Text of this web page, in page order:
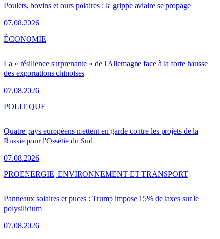
Poulets, bovins et ours polaires : la grippe aviaire se propage
07.08.2026
La « résilience surprenante » de l'Allemagne face à la forte hausse
des exportations chinoises
07.08.2026
ÉCONOMIE
Quatre pays européens mettent en garde contre les projets de la
Russie pour l'Ossétie du Sud
07.08.2026
POLITIQUE
Panneaux solaires et puces : Trump impose 15% de taxes sur le
polysilicium
07.08.2026
PROENERGIE, ENVIRONNEMENT ET TRANSPORT